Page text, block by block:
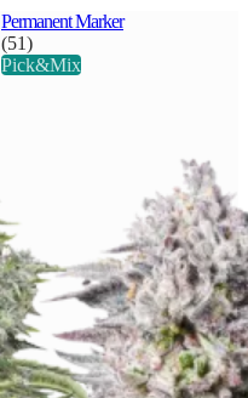
Permanent Marker
(51)
Pick&Mix